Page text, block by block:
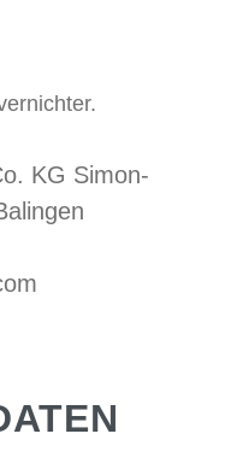
KG Simon-